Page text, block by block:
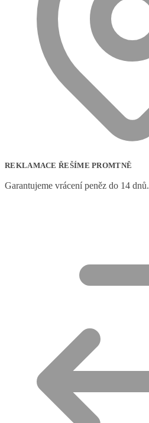
REKLAMACE ŘEŠÍME PROMTNĚ
Garantujeme vrácení peněz do 14 dnů.